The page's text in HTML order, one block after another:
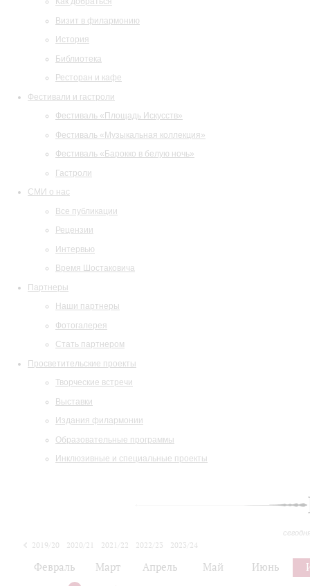
Визит в филармонию
История
Библиотека
Ресторан и кафе
Фестивали и гастроли
Фестиваль «Площадь Искусств»
Фестиваль «Музыкальная коллекция»
Фестиваль «Барокко в белую ночь»
Гастроли
СМИ о нас
Все публикации
Рецензии
Интервью
Время Шостаковича
Партнеры
Наши партнеры
Фотогалерея
Стать партнером
Просветительские проекты
Творческие встречи
Выставки
Издания филармонии
Образовательные программы
Инклюзивные и специальные проекты
2019/20 2020/21 2021/22 2022/23
2023/24
Февраль Март Апрель Май Июнь